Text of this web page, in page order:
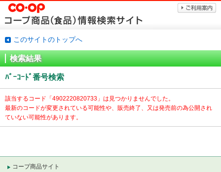
このサイトのトップへ
検索結果
ﾊﾞｰｺｰﾄﾞ番号検索
該当するコード「4902220820733」は見つかりませんでした。
最新のコードが変更されている可能性や、販売終了、又は発売前の為公開され
ていない可能性があります。
コープ商品サイト